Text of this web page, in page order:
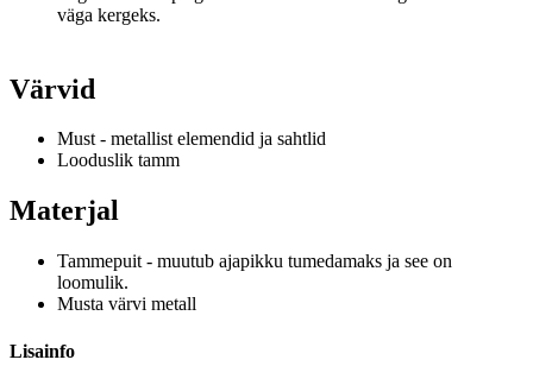
väga kergeks.
Värvid
Must - metallist elemendid ja sahtlid
Looduslik tamm
Materjal
Tammepuit - muutub ajapikku tumedamaks ja see on
loomulik.
Musta värvi metall
Lisainfo